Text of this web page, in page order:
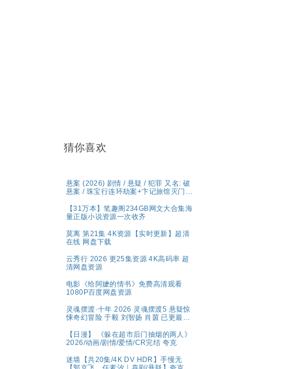
猜你喜欢
悬案 (2026) 剧情 / 悬疑 / 犯罪 又名: 破
悬案 / 珠宝行连环劫案+卞记旅馆灭门案
【31万本】笔趣阁234GB网文大合集海
量正版小说资源一次收齐
莫离 第21集 4K资源【实时更新】超清
在线 网盘下载
云秀行 2026 更25集资源 4K高码率 超
清网盘资源
电影《给阿嬷的情书》免费高清观看
1080P百度网盘资源
灵魂摆渡·十年 2026 灵魂摆渡5 悬疑惊
悚奇幻冒险 于毅 刘智扬 肖茵 已更最新
【日漫】 《躲在超市后门抽烟的两人》
2026/动画/剧情/爱情/CR完结 夸克
迷墙【共20集/4K DV HDR】手慢无